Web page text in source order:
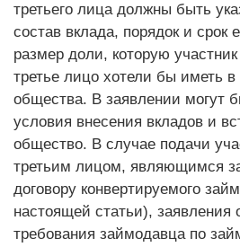
третьего лица должны быть
состав вклада, порядок и срок
размер доли, которую
третье лицо хотели бы иметь в
общества. В заявлении могут
условия внесения вкладов и
общество. В случае подачи
третьим лицом, являющимся
договору конвертируемого
настоящей статьи), заявления
требования займодавца по